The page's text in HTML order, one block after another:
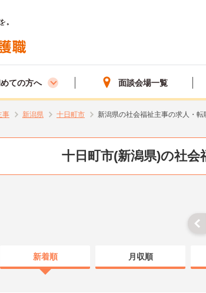
ての方へ 面談会場一覧
事 新潟県 十日町市 新潟県の社会福祉主事の求人・転
十日町市(新潟県)の社会
新着順 月収順